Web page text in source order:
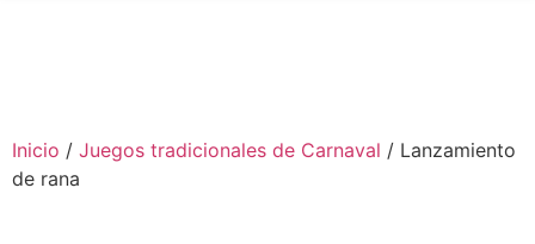
Inicio / Juegos tradicionales de Carnaval / Lanzamiento
de rana